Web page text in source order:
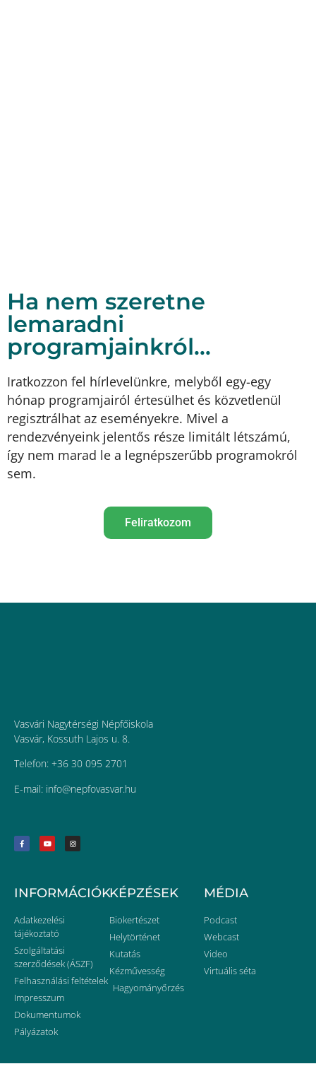
Ha nem szeretne
lemaradni
programjainkról...
Iratkozzon fel hírlevelünkre, melyből egy-egy
hónap programjairól értesülhet és közvetlenül
regisztrálhat az eseményekre. Mivel a
rendezvényeink jelentős része limitált létszámú,
így nem marad le a legnépszerűbb programokról
sem.
Feliratkozom
Vasvári Nagytérségi Népfőiskola
Vasvár, Kossuth Lajos u. 8.
Telefon: +36 30 095 2701
E-mail: uh.ravsavofpen@ofni
INFORMÁCIÓK
Adatkezelési
tájékoztató
Szolgáltatási
szerződések (ÁSZF)
Felhasználási feltételek
Impresszum
Dokumentumok
Pályázatok
KÉPZÉSEK
Biokertészet
Helytörténet
Kutatás
Kézművesség
Hagyományőrzés
MÉDIA
Podcast
Webcast
Video
Virtuális séta